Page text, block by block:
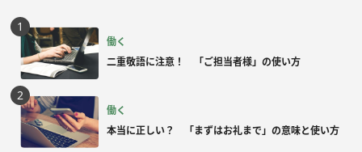
働く
二重敬語に注意！ 「ご担当者様」の使い方
働く
本当に正しい？ 「まずはお礼まで」の意味と使い方